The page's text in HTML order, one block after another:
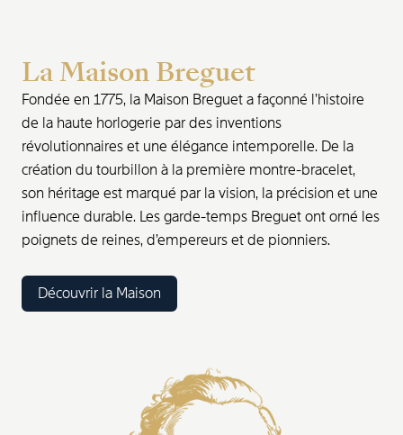
La Maison Breguet
Fondée en 1775, la Maison Breguet a façonné l’histoire
de la haute horlogerie par des inventions
révolutionnaires et une élégance intemporelle. De la
création du tourbillon à la première montre-bracelet,
son héritage est marqué par la vision, la précision et une
influence durable. Les garde-temps Breguet ont orné les
poignets de reines, d’empereurs et de pionniers.
Découvrir la Maison